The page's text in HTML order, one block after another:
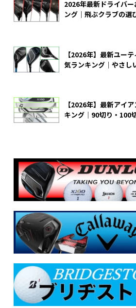
2026年最新ドライバ
ング｜飛ぶクラブの選
【2026年】最新ユー
気ランキング｜やさし
【2026年】最新アイ
キング｜90切り・100